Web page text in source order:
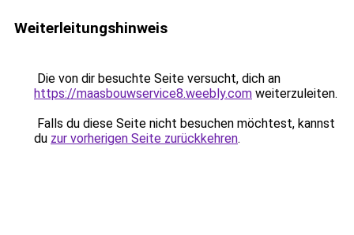
Weiterleitungshinweis
Die von dir besuchte Seite versucht, dich an
https://maasbouwservice8.weebly.com weiterzuleiten.
Falls du diese Seite nicht besuchen möchtest, kannst
du zur vorherigen Seite zurückkehren.